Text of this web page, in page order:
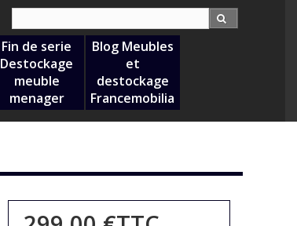
Fin de serie
Destockage
meuble
menager
Blog Meubles
et
destockage
Francemobilia